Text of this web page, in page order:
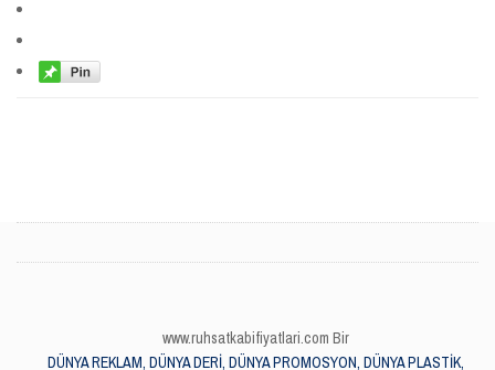
www.ruhsatkabifiyatlari.com Bir
DÜNYA REKLAM, DÜNYA DERİ, DÜNYA PROMOSYON, DÜNYA PLASTİK,